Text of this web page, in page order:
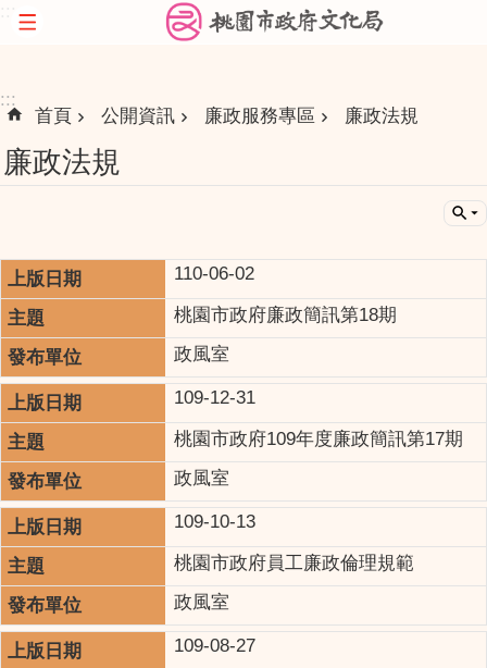
跳到主要內容區塊
:::
首頁 公開資訊 廉政服務專區 廉政法規
廉政法規
110-06-02
桃園市政府廉政簡訊第18期
政風室
109-12-31
桃園市政府109年度廉政簡訊第17期
政風室
109-10-13
桃園市政府員工廉政倫理規範
政風室
109-08-27